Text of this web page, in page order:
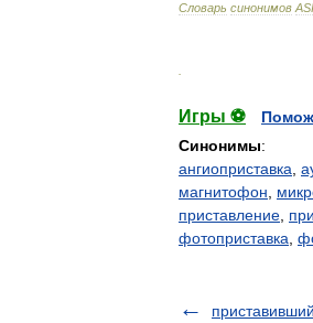
Словарь синонимов
Игры ⚽
Синонимы:
ангиоприставка
магнитофон
приставление
фотоприставка